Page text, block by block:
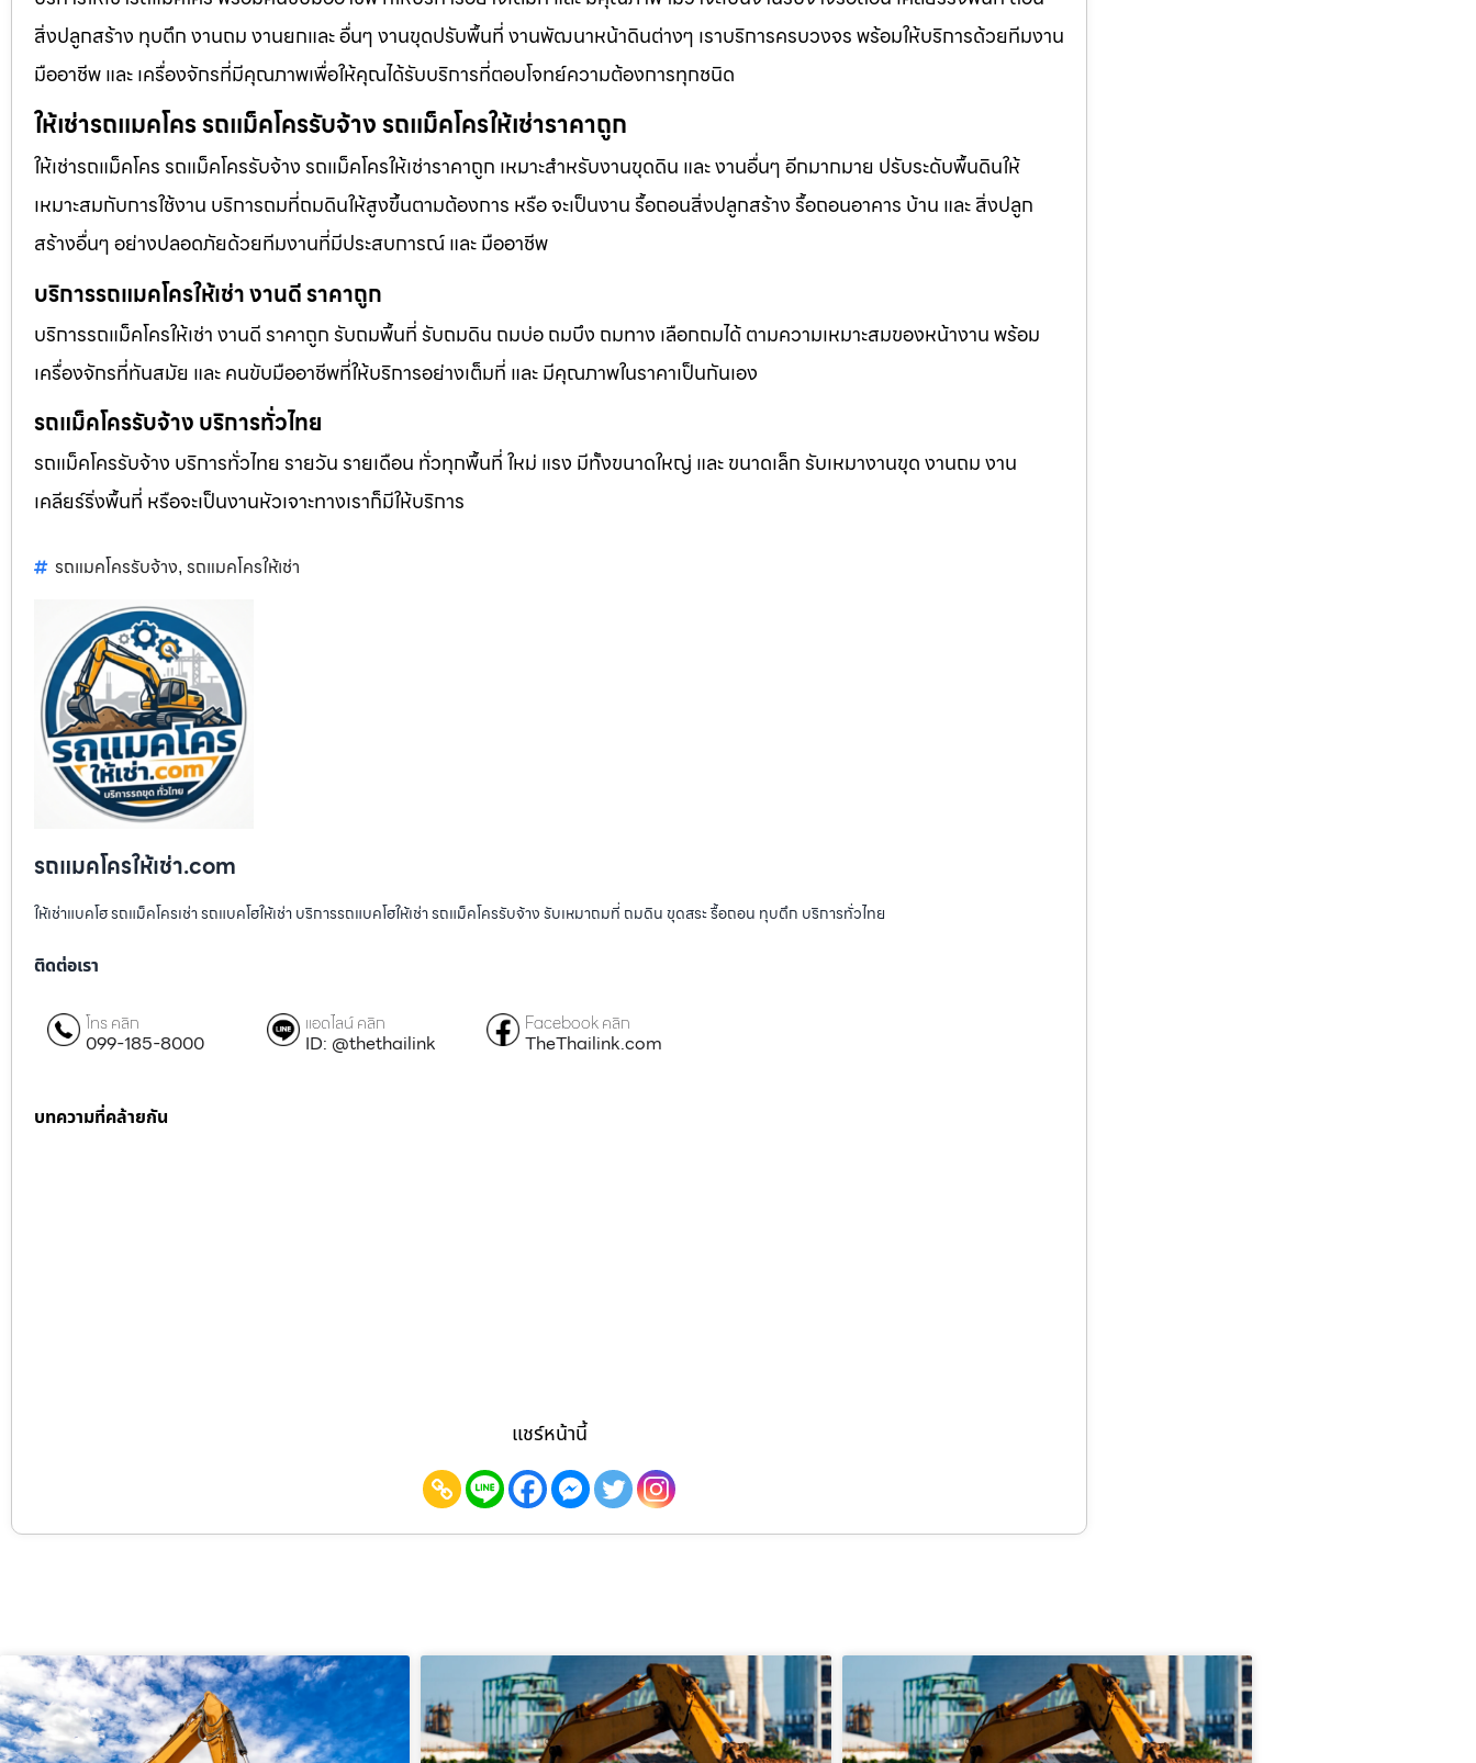
สิ่งปลูกสร้าง ทุบตึก งานถม งานยกและ อื่นๆ งานขุดปรับพื้นที่ งานพัฒนาหน้าดินต่างๆ เราบริการครบวงจร พร้อมให้บริการด้วยทีมงาน
มืออาชีพ และ เครื่องจักรที่มีคุณภาพเพื่อให้คุณได้รับบริการที่ตอบโจทย์ความต้องการทุกชนิด
ให้เช่ารถแมคโคร รถแม็คโครรับจ้าง รถแม็คโครให้เช่าราคาถูก
ให้เช่ารถแม็คโคร รถแม็คโครรับจ้าง รถแม็คโครให้เช่าราคาถูก เหมาะสำหรับงานขุดดิน และ งานอื่นๆ อีกมากมาย ปรับระดับพื้นดินให้
เหมาะสมกับการใช้งาน บริการถมที่ถมดินให้สูงขึ้นตามต้องการ หรือ จะเป็นงาน รื้อถอนสิ่งปลูกสร้าง รื้อถอนอาคาร บ้าน และ สิ่งปลูก
สร้างอื่นๆ อย่างปลอดภัยด้วยทีมงานที่มีประสบการณ์ และ มืออาชีพ
บริการรถแมคโครให้เช่า งานดี ราคาถูก
บริการรถแม็คโครให้เช่า งานดี ราคาถูก รับถมพื้นที่ รับถมดิน ถมบ่อ ถมบึง ถมทาง เลือกถมได้ ตามความเหมาะสมของหน้างาน พร้อม
เครื่องจักรที่ทันสมัย และ คนขับมืออาชีพที่ให้บริการอย่างเต็มที่ และ มีคุณภาพในราคาเป็นกันเอง
รถแม็คโครรับจ้าง บริการทั่วไทย
รถแม็คโครรับจ้าง บริการทั่วไทย รายวัน รายเดือน ทั่วทุกพื้นที่ ใหม่ แรง มีทั้งขนาดใหญ่ และ ขนาดเล็ก รับเหมางานขุด งานถม งาน
เคลียร์ริ่งพื้นที่ หรือจะเป็นงานหัวเจาะทางเราก็มีให้บริการ
รถแมคโครรับจ้าง, รถแมคโครให้เช่า
รถแมคโครให้เช่า.com
ให้เช่าแบคโฮ รถแม็คโครเช่า รถแบคโฮให้เช่า บริการรถแบคโฮให้เช่า รถแม็คโครรับจ้าง รับเหมาถมที่ ถมดิน ขุดสระ รื้อถอน ทุบตึก บริการทั่วไทย
ติดต่อเรา
โทร คลิก
099-185-8000
แอดไลน์ คลิก
ID: @thethailink
Facebook คลิก
TheThailink.com
บทความที่คล้ายกัน
แชร์หน้านี้